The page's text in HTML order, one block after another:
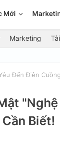
Mới
Marketing
Đến Điên
Biết!